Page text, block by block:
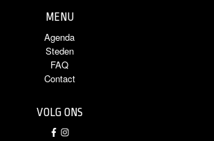
MENU
Agenda
Steden
FAQ
Contact
VOLG ONS